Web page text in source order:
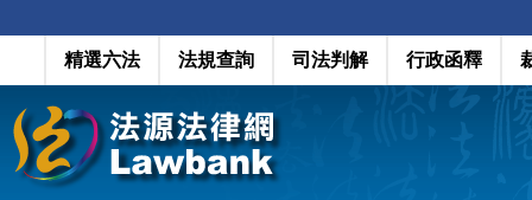
精選六法 法規查詢 司法判解 行政函釋